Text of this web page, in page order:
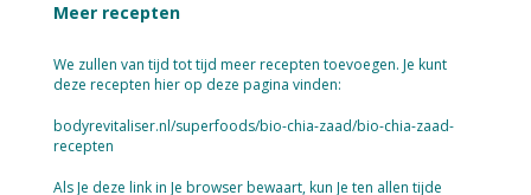
Meer recepten
We zullen van tijd tot tijd meer recepten toevoegen. Je kunt
deze recepten hier op deze pagina vinden:
bodyrevitaliser.nl/superfoods/bio-chia-zaad/bio-chia-zaad-
recepten
Als Je deze link in Je browser bewaart, kun Je ten allen tijde